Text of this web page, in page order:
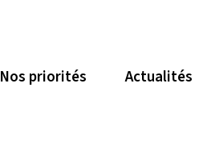
Nos priorités Actualités